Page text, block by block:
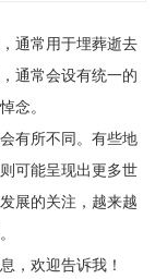
通常用于埋葬逝去
通常会设有统一的
念。
有所不同。有些地
可能呈现出更多世
展的关注，越来越
，欢迎告诉我！